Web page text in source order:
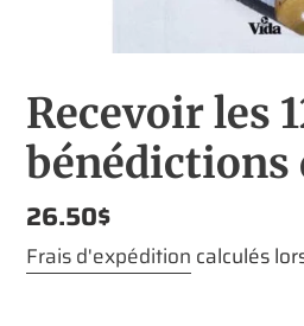
Recevoir les
bénédictions
Prix
normal
26.50$
Frais d'expédition calculés